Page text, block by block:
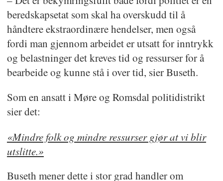
beredskapsetat som skal ha overskudd til å
håndtere ekstraordinære hendelser, men også
fordi man gjennom arbeidet er utsatt for inntrykk
og belastninger det kreves tid og ressurser for å
bearbeide og kunne stå i over tid, sier Buseth.
Som en ansatt i Møre og Romsdal politidistrikt
sier det:
«Mindre folk og mindre ressurser gjør at vi blir
utslitte.»
Buseth mener dette i stor grad handler om